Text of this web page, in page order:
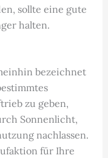
sollte eine gute
halten.
bezeichnet
zu geben,
Sonnenlicht,
nachlassen.
für Ihre